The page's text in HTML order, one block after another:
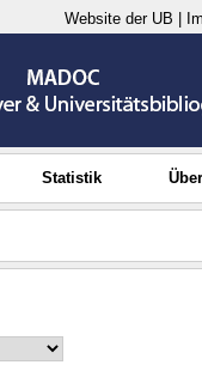
Website der UB
Statistik